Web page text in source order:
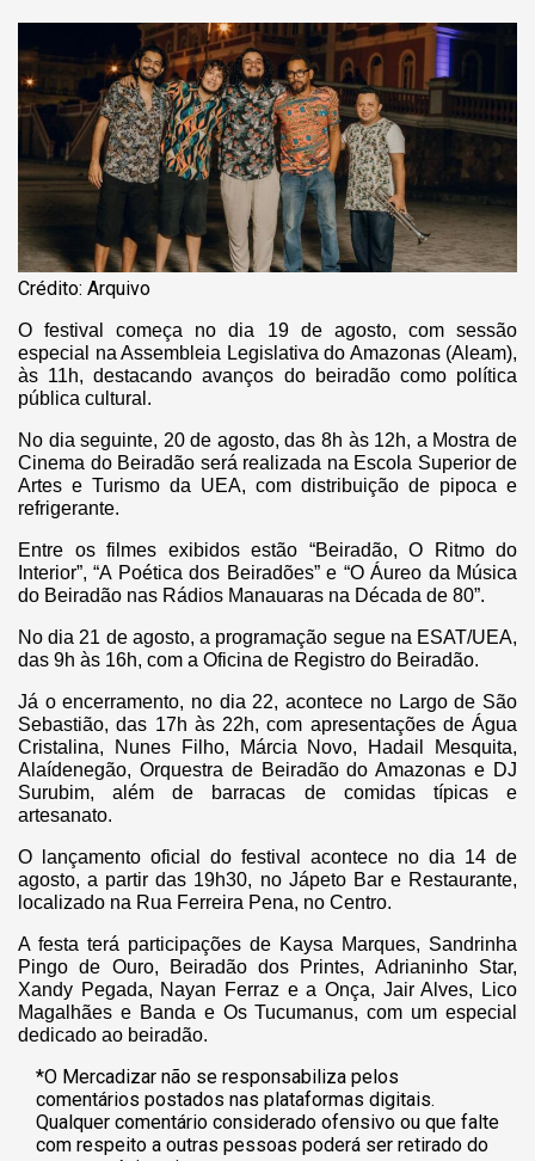
Crédito: Arquivo
O festival começa no dia 19 de agosto, com sessão
especial na Assembleia Legislativa do Amazonas (Aleam),
às 11h, destacando avanços do beiradão como política
pública cultural.
No dia seguinte, 20 de agosto, das 8h às 12h, a Mostra de
Cinema do Beiradão será realizada na Escola Superior de
Artes e Turismo da UEA, com distribuição de pipoca e
refrigerante.
Entre os filmes exibidos estão “Beiradão, O Ritmo do
Interior”, “A Poética dos Beiradões” e “O Áureo da Música
do Beiradão nas Rádios Manauaras na Década de 80”.
No dia 21 de agosto, a programação segue na ESAT/UEA,
das 9h às 16h, com a Oficina de Registro do Beiradão.
Já o encerramento, no dia 22, acontece no Largo de São
Sebastião, das 17h às 22h, com apresentações de Água
Cristalina, Nunes Filho, Márcia Novo, Hadail Mesquita,
Alaídenegão, Orquestra de Beiradão do Amazonas e DJ
Surubim, além de barracas de comidas típicas e
artesanato.
O lançamento oficial do festival acontece no dia 14 de
agosto, a partir das 19h30, no Jápeto Bar e Restaurante,
localizado na Rua Ferreira Pena, no Centro.
A festa terá participações de Kaysa Marques, Sandrinha
Pingo de Ouro, Beiradão dos Printes, Adrianinho Star,
Xandy Pegada, Nayan Ferraz e a Onça, Jair Alves, Lico
Magalhães e Banda e Os Tucumanus, com um especial
dedicado ao beiradão.
*O Mercadizar não se responsabiliza pelos
comentários postados nas plataformas digitais.
Qualquer comentário considerado ofensivo ou que falte
com respeito a outras pessoas poderá ser retirado do